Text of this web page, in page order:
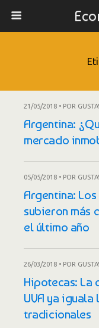
21/05/2018 • POR
Argentina:
mercado
05/05/2018 • POR
Argentina:
subieron más
el último año
26/03/2018 • POR
Hipotecas: La
UVA ya
tradicionales